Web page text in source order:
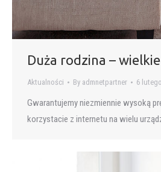
Duża rodzina –
Aktualności By admnetpartner 6
Gwarantujemy niezmiennie wysoką
korzystacie z internetu na wielu